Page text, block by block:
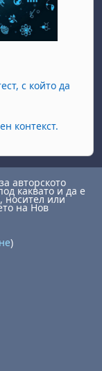
с който да
контекст.
авторското
каквато и да е
носител или
на Нов
)